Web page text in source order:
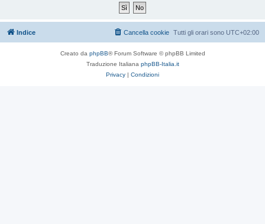
Indice Tutti gli orari sono UTC+02:00
Cancella cookie
Creato da phpBB® Forum Software © phpBB Limited
Traduzione Italiana phpBB-Italia.it
Privacy | Condizioni